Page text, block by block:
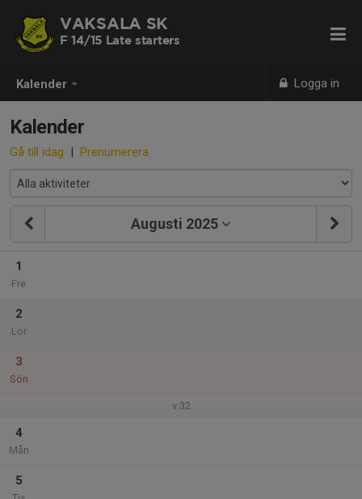
Kalender Logga in
VAKSALA SK
F 14/15 Late starters
Kalender
Gå till idag | Prenumerera
Augusti 2025
1
Fre
2
Lör
3
Sön
v.32
4
Mån
5